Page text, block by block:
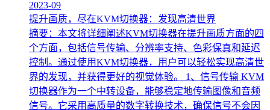
2023-09
提升画质，尽在KVM切换器：发现高清世界
摘要：本文将详细阐述KVM切换器在提升画质方面的四
个方面，包括信号传输、分辨率支持、色彩保真和延迟
控制。通过使用KVM切换器，用户可以轻松实现高清世
界的发现，并获得更好的视觉体验。 1、信号传输 KVM
切换器作为一个中转设备，能够稳定地传输图像和音频
信号。它采用高质量的数字转换技术，确保信号不会因